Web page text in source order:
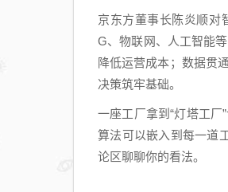
京东方董事长陈炎顺
G、物联网、人工智能
降低运营成本；数据贯
决策筑牢基础。
一座工厂拿到“灯塔工
算法可以嵌入到每一道
论区聊聊你的看法。